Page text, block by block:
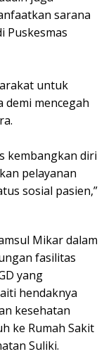
sarana
Puskesmas
untuk
demi mencegah
kembangkan diri
pelayanan
sosial pasien,”
Mikar dalam
fasilitas
yang
hendaknya
kesehatan
ke Rumah Sakit
Suliki.